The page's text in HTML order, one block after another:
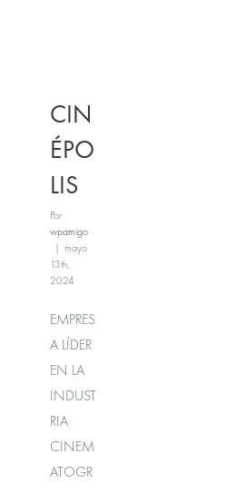
CIN
ÉPO
LIS
Por
wpamigo
| mayo
13th,
2024
EMPRES
A LÍDER
EN LA
INDUST
RIA
CINEM
ATOGR